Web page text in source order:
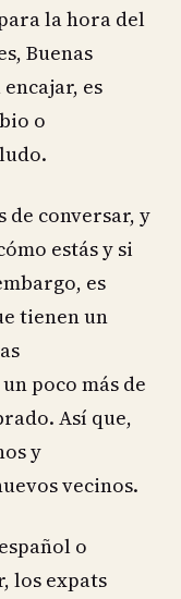
la hora del
Buenas
es
o
de conversar, y
estás y si
es
tienen un
poco más de
Así que,
y
vecinos.
o
los expats